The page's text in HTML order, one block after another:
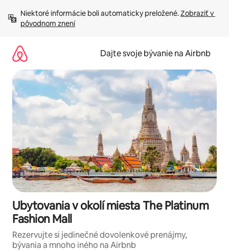
obsah.
Niektoré informácie boli automaticky preložené. Zobraziť v
pôvodnom znení
Dajte svoje bývanie na Airbnb
Ubytovania v okolí miesta The Platinum
Fashion Mall
Rezervujte si jedinečné dovolenkové prenájmy,
bývania a mnoho iného na Airbnb